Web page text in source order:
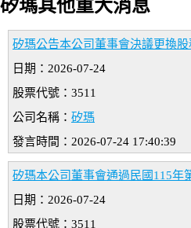
矽瑪其他重大消息
矽瑪公告本公司董事會決議更換
日期：2026-07-24
股票代號：3511
公司名稱： 矽瑪
發言時間：2026-07-24 17:40:39
矽瑪本公司董事會通過民國115年
日期：2026-07-24
股票代號：3511